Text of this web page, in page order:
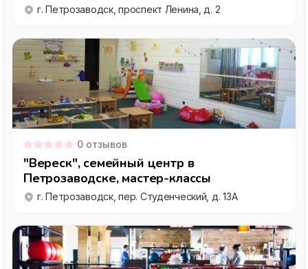
г. Петрозаводск, проспект Ленина, д. 2
0 отзывов
"Вереск", семейный центр в
Петрозаводске, мастер-классы
г. Петрозаводск, пер. Студенческий, д. 13А